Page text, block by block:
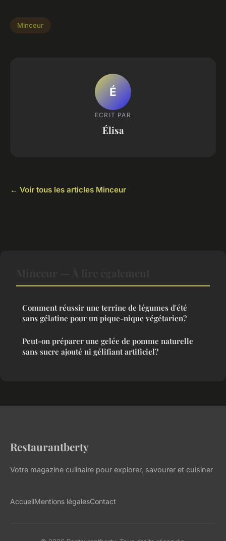
Minceur
É
ECRIT PAR
Élisa
← Voir tous les articles Minceur
Comment réussir une terrine de légumes d'été
sans gélatine pour un pique-nique végétarien?
Peut-on préparer une gelée de pomme naturelle
sans sucre ajouté ni gélifiant artificiel?
Restaurantberty
Votre magazine culinaire pour explorer, savourer et cuisiner
AccueilMentions légalesContact